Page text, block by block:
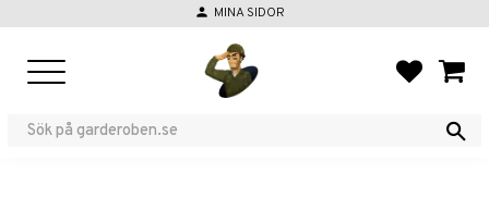
person MINA SIDOR